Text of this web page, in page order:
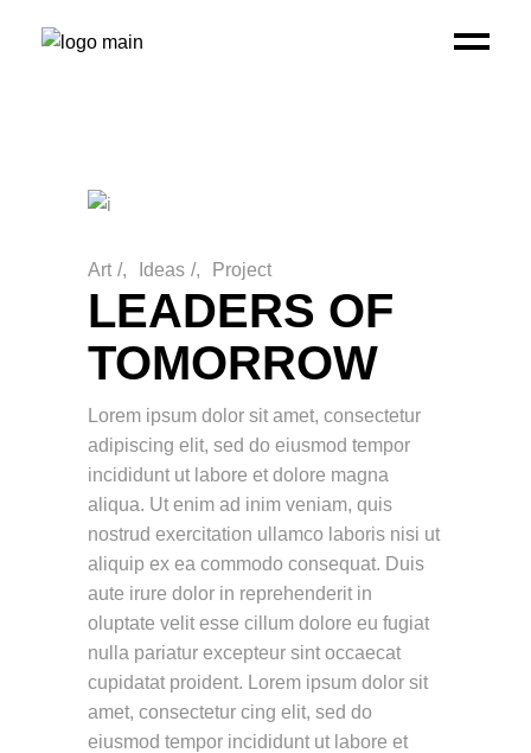
Art / Ideas / Project
LEADERS OF
TOMORROW
Lorem ipsum dolor sit amet, consectetur
adipiscing elit, sed do eiusmod tempor
incididunt ut labore et dolore magna
aliqua. Ut enim ad inim veniam, quis
nostrud exercitation ullamco laboris nisi ut
aliquip ex ea commodo consequat. Duis
aute irure dolor in reprehenderit in
oluptate velit esse cillum dolore eu fugiat
nulla pariatur excepteur sint occaecat
cupidatat proident. Lorem ipsum dolor sit
amet, consectetur cing elit, sed do
eiusmod tempor incididunt ut labore et